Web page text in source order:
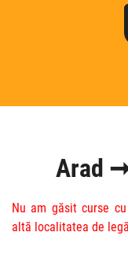
Arad
Nu am găsit curse
altă localitatea de